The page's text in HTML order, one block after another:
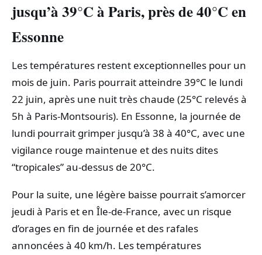
jusqu’à 39°C à Paris, près de 40°C en
Essonne
Les températures restent exceptionnelles pour un
mois de juin. Paris pourrait atteindre 39°C le lundi
22 juin, après une nuit très chaude (25°C relevés à
5h à Paris-Montsouris). En Essonne, la journée de
lundi pourrait grimper jusqu’à 38 à 40°C, avec une
vigilance rouge maintenue et des nuits dites
“tropicales” au-dessus de 20°C.
Pour la suite, une légère baisse pourrait s’amorcer
jeudi à Paris et en Île-de-France, avec un risque
d’orages en fin de journée et des rafales
annoncées à 40 km/h. Les températures